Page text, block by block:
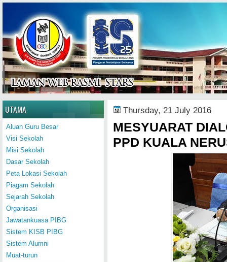
Home
Thursday, 21 July 2016
MESYUARAT
PPD KUALA
UTAMA
Aluan Guru Besar
Visi Sekolah
Misi Sekolah
Dasar Sekolah
Peta Lokasi Sekolah
Piagam Sekolah
Sejarah Sekolah
Organisasi
Jawatankuasa PIBG
Sistem KISB PIBG
Sistem Alumni
Muat-turun